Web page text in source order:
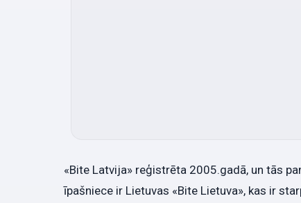
«Bite Latvija» reģistrēta 2005.gadā, un tās
īpašniece ir Lietuvas «Bite Lietuva», kas ir